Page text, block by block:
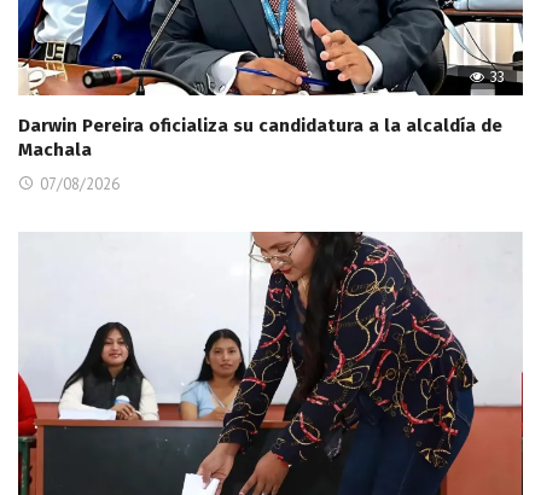
33
Darwin Pereira oficializa su candidatura a la alcaldía de
Machala
07/08/2026